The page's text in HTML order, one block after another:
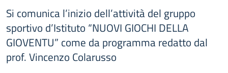
Si comunica l’inizio dell’attività del gruppo
sportivo d’Istituto “NUOVI GIOCHI DELLA
GIOVENTU” come da programma redatto dal
prof. Vincenzo Colarusso